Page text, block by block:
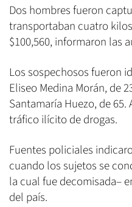
Dos hombres fueron
transportaban cuatro
$100,560, informaron las
Los sospechosos fueron
Eliseo Medina Morán, de
Santamaría Huezo, de
tráfico ilícito de drogas.
Fuentes policiales
cuando los sujetos se
la cual fue decomisada–
del país.